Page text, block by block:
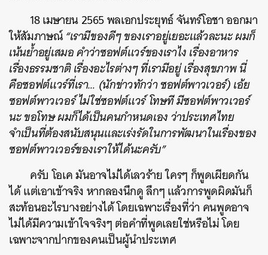
18 เมษายน 2565 พลเอกประยุทธ์ จันทร์โอชา ออกมา
ให้สัมภาษณ์“เรามีของดีๆ ของเราอยู่เยอะแล้วละนะ ผมก็
เน้นย้ำอยู่เสมอ คำว่าซอฟต์แวร์ของเราไง เรื่องอาหาร
เรื่องธรรมชาติ เรื่องอะไรต่างๆ ที่เรามีอยู่ เรื่องสุขภาพ นี่
คือซอฟต์แวร์ที่เรา… (นักข่าวทักว่า ซอฟต์พาวเวอร์) เอ้ย
ซอฟต์พาวเวอร์ ไม่ใช่ซอฟต์แวร์ โทษที มีซอฟต์พาวเวอร์
นะ ขอโทษ ผมก็ได้เป็นคนกำหนดเอง ว่าประเทศไทย
จำเป็นที่ต้องสนับสนุนและเร่งรัดในการพัฒนาในเรื่องของ
ซอฟต์พาวเวอร์ของเราให้ได้นะครับ”
ครับโอเค มันอาจไม่ได้เลวร้าย ใครๆ ก็พูดเผียดกัน
ได้ แต่เอาเข้าจริง หากลองนึกดู ลึกๆ แล้วการพูดผิดมันก็
สะท้อนอะไรบางอย่างได้ โดยเฉพาะเรื่องที่ว่า คนพูดอาจ
ไม่ได้มีความเข้าใจจริงๆ ต่อคำที่พูดเลยใช่หรือไม่ โดย
เฉพาะจากปากของคนเป็นผู้นำประเทศ